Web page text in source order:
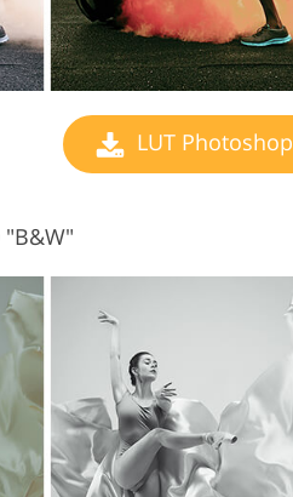
LUT Photoshop